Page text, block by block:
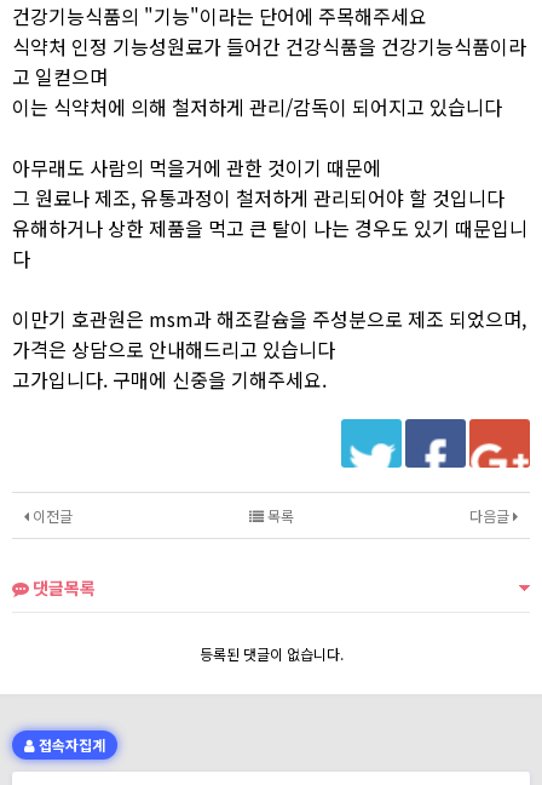
건강기능식품의 "기능"이라는 단어에 주목해주세요
식약처 인정 기능성원료가 들어간 건강식품을 건강기능식품이라
고 일컫으며
이는 식약처에 의해 철저하게 관리/감독이 되어지고 있습니다
아무래도 사람의 먹을거에 관한 것이기 때문에
그 원료나 제조, 유통과정이 철저하게 관리되어야 할 것입니다
유해하거나 상한 제품을 먹고 큰 탈이 나는 경우도 있기 때문입니
다
이만기 호관원은 msm과 해조칼슘을 주성분으로 제조 되었으며,
가격은 상담으로 안내해드리고 있습니다
고가입니다. 구매에 신중을 기해주세요.
이전글 다음글
목록
댓글목록
등록된 댓글이 없습니다.
접속자집계